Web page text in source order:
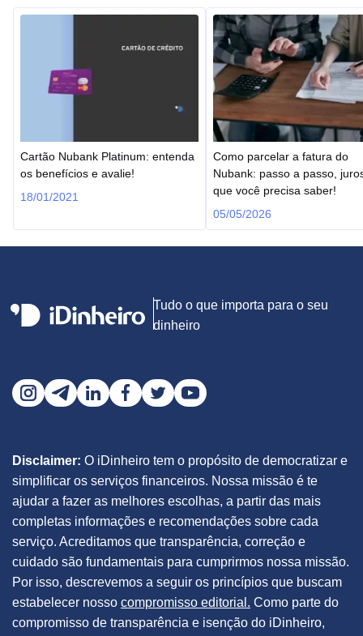
Cartão Nubank Platinum: entenda
os benefícios e avalie!
18/01/2021
Como parcelar a fatura do
Nubank: passo a passo,
que você precisa saber!
05/05/2026
Tudo o que importa para o seu
dinheiro
Disclaimer: O iDinheiro tem o propósito de democratizar e
simplificar os serviços financeiros. Nossa missão é te
ajudar a fazer as melhores escolhas, a partir das mais
completas informações e recomendações sobre cada
serviço. Acreditamos que transparência, correção e
cuidado são fundamentais para cumprirmos nossa missão.
Por isso, descrevemos a seguir os princípios que buscam
estabelecer nosso compromisso editorial. Como parte do
compromisso de transparência e isenção do iDinheiro,